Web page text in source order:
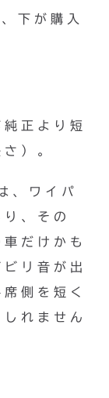
下が購入
正より短
）。
、ワイパ
、その
だけかも
リ音が出
側を短く
れません